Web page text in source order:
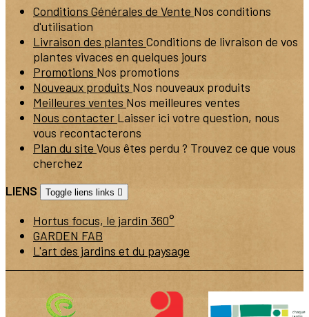
Conditions Générales de Vente Nos conditions
d'utilisation
Livraison des plantes Conditions de livraison de vos
plantes vivaces en quelques jours
Promotions Nos promotions
Nouveaux produits Nos nouveaux produits
Meilleures ventes Nos meilleures ventes
Nous contacter Laisser ici votre question, nous
vous recontacterons
Plan du site Vous êtes perdu ? Trouvez ce que vous
cherchez
LIENS
Toggle liens links 
Hortus focus, le jardin 360°
GARDEN FAB
L'art des jardins et du paysage